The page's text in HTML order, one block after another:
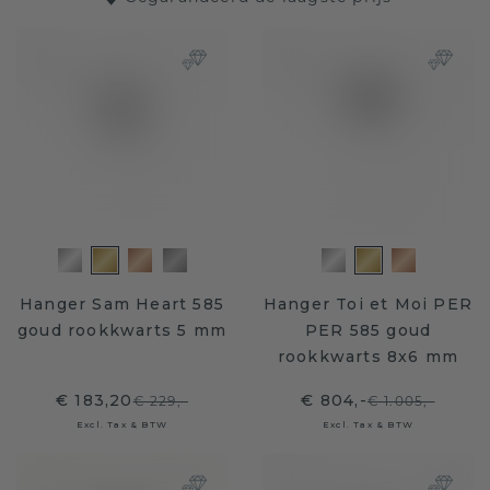
Hanger Sam Heart 585
goud rookkwarts 5 mm
€ 183,20€ 229,-
Excl. Tax & BTW
Hanger Toi et Moi PER
PER 585 goud
rookkwarts 8x6 mm
€ 804,-€ 1.005,-
Excl. Tax & BTW